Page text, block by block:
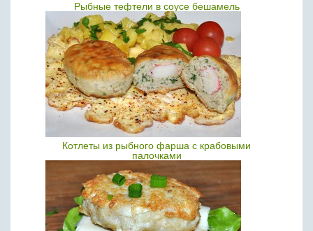
Рыбные тефтели в соусе бешамель
Котлеты из рыбного фарша с крабовыми
палочками